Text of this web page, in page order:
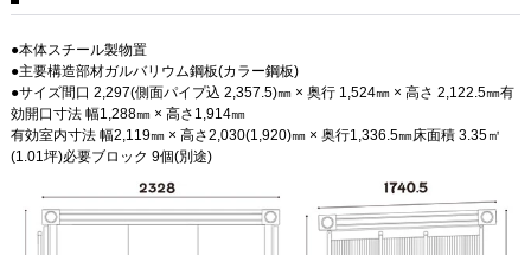
●本体スチール製物置
●主要構造部材ガルバリウム鋼板(カラー鋼板)
●サイズ間口 2,297(側面パイプ込 2,357.5)㎜ × 奥行 1,524㎜ × 高さ 2,122.5㎜有
効開口寸法 幅1,288㎜ × 高さ1,914㎜
有効室内寸法 幅2,119㎜ × 高さ2,030(1,920)㎜ × 奥行1,336.5㎜床面積 3.35㎡
(1.01坪)必要ブロック 9個(別途)